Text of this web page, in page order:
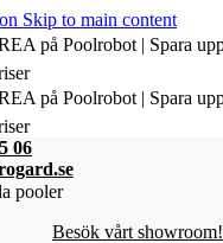
Skip to main content
på Poolrobot | Spara
på Poolrobot | Spara
06
pooler
Besök vårt showroom!